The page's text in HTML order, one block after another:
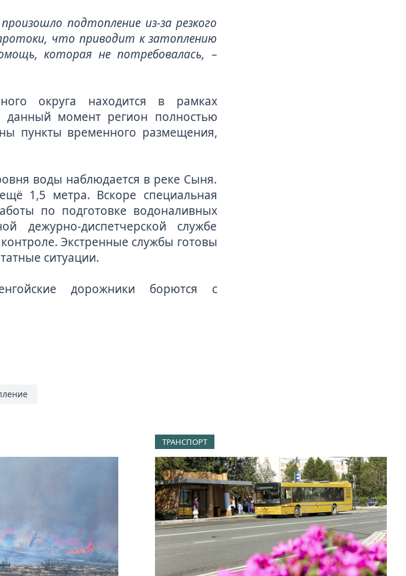
подтопление из-за резкого
что приводит к затоплению
которая не потребовалась, –
округа находится в рамках
данный момент регион полностью
пункты временного размещения,
воды наблюдается в реке Сыня.
1,5 метра. Вскоре специальная
по подготовке водоналивных
дежурно-диспетчерской службе
Экстренные службы готовы
ситуации.
дорожники борются с
ТРАНСПОРТ